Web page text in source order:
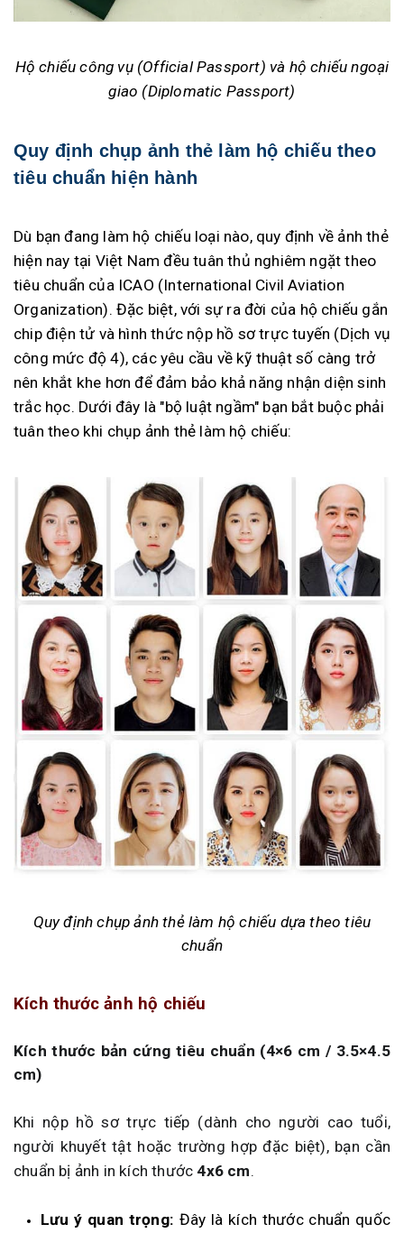
Hộ chiếu công vụ (Official Passport) và hộ chiếu ngoại
giao (Diplomatic Passport)
Quy định chụp ảnh thẻ làm hộ chiếu theo
tiêu chuẩn hiện hành
Dù bạn đang làm hộ chiếu loại nào, quy định về ảnh thẻ
hiện nay tại Việt Nam đều tuân thủ nghiêm ngặt theo
tiêu chuẩn của ICAO (International Civil Aviation
Organization). Đặc biệt, với sự ra đời của hộ chiếu gắn
chip điện tử và hình thức nộp hồ sơ trực tuyến (Dịch vụ
công mức độ 4), các yêu cầu về kỹ thuật số càng trở
nên khắt khe hơn để đảm bảo khả năng nhận diện sinh
trắc học. Dưới đây là "bộ luật ngầm" bạn bắt buộc phải
tuân theo khi chụp ảnh thẻ làm hộ chiếu:
Quy định chụp ảnh thẻ làm hộ chiếu dựa theo tiêu
chuẩn
Kích thước ảnh hộ chiếu
Kích thước bản cứng tiêu chuẩn (4×6 cm / 3.5×4.5
cm)
Khi nộp hồ sơ trực tiếp (dành cho người cao tuổi,
người khuyết tật hoặc trường hợp đặc biệt), bạn cần
chuẩn bị ảnh in kích thước 4x6 cm.
Lưu ý quan trọng: Đây là kích thước chuẩn quốc